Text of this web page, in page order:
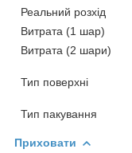
Реальний розхід
Витрата (1 шар)
Витрата (2 шари)
Тип поверхні
Тип пакування
Приховати